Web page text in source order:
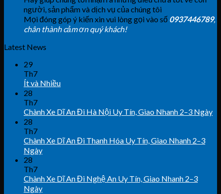
người, sản phẩm và dịch vụ của chúng tôi
Mọi đóng góp ý kiến xin vui lòng gọi vào số 0937446789,
chân thành cảm ơn quý khách!
Latest News
29
Th7
Ít và Nhiều
28
Th7
Chành Xe Dĩ An Đi Hà Nội Uy Tín, Giao Nhanh 2–3 Ngày
28
Th7
Chành Xe Dĩ An Đi Thanh Hóa Uy Tín, Giao Nhanh 2–3
Ngày
28
Th7
Chành Xe Dĩ An Đi Nghệ An Uy Tín, Giao Nhanh 2–3
Ngày